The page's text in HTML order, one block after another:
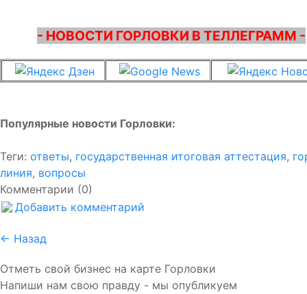
- НОВОСТИ ГОРЛОВКИ В ТЕЛЛЕГРАММ -
Популярные новости Горловки:
Теги: ответы, государственная итоговая аттестация,
линия, вопросы
Комментарии (0)
Добавить комментарий
← Назад
Отметь свой бизнес на карте Горловки
Напиши нам свою правду - мы опубликуем